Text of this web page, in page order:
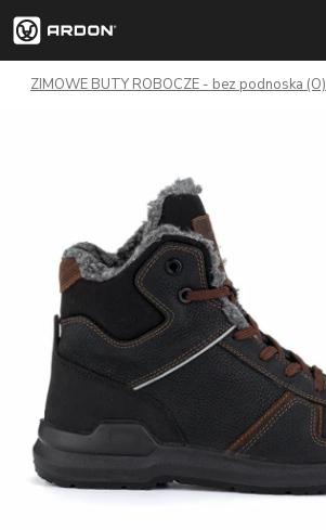
ZIMOWE BUTY ROBOCZE - bez podnoska (O)